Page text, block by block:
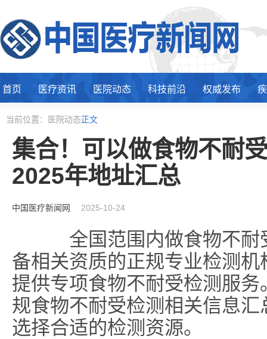
首页 医疗资讯 医院动态 科技前沿 权威发布
当前位置：医院动态正文
集合！可以做食物不耐
2025年地址汇总
中国医疗新闻网 2025-10-24
全国范围内做食物不耐
备相关资质的正规专业检测
提供专项食物不耐受检测服
规食物不耐受检测相关信息
选择合适的检测资源。